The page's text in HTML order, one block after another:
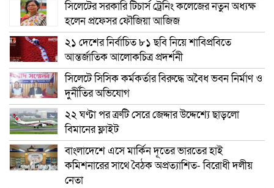
সিলেটের সরকারি টিচার্স ট্রেনিং কলেজের নতুন অধ্যক্ষ
হলেন প্রফেসর ফৌজিয়া আজিজ
২১ দেশের নির্বাচিত ৮১ ছবি নিয়ে শাবিপ্রবিতে
আন্তর্জাতিক আলোকচিত্র প্রদর্শনী
সিলেটে সিসিক কর্মকর্তার বিরুদ্ধে অবৈধ ভবন নির্মাণ ও
দুর্নীতির অভিযোগ
২২ ঘণ্টা পর ত্রুটি সেরে জেদ্দার উদ্দেশ্যে ছাড়লো
বিমানের ফ্লাইট
বাংলাদেশে এসে মার্কিন দূতের ভারতের হাই
কমিশনারের সাথে বৈঠক অপ্রত্যাশিত- বিরোধী দলীয়
নেতা